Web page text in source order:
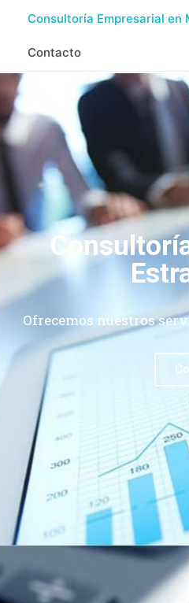
Consultoría Empresarial en
Contacto
Ofrecemos nuestros